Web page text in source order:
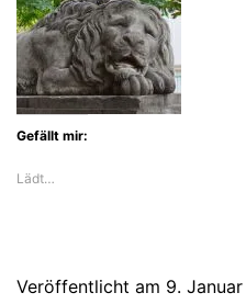
Gefällt mir:
Lädt…
Veröffentlicht am 9. Januar